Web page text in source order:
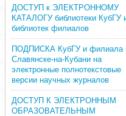
ДОСТУП к ЭЛЕКТРОННОМУ
КАТАЛОГУ библиотеки КубГУ
библиотек филиалов
ПОДПИСКА КубГУ и филиала
Славянске-на-Кубани на
электронные полнотекстовые
версии научных журналов
ДОСТУП К ЭЛЕКТРОННЫМ
ОБРАЗОВАТЕЛЬНЫМ